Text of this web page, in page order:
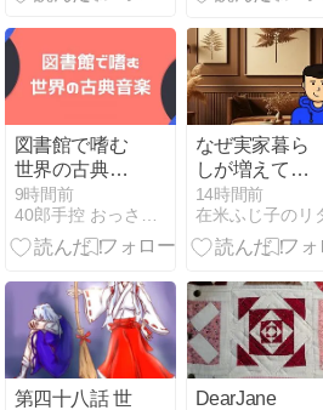
つの感想戦な
ど(笑)
図書館で嗜む
世界の古典音
楽（葉加瀬太
郎）
9時間前
40郎手控 おっさんのつぶやきとかいろいろ
なぜ実家暮ら
しが増えてい
る？アメリカ
で「親と同
居」が新たな
理由
14時間前
第四十八話 世
DearJane